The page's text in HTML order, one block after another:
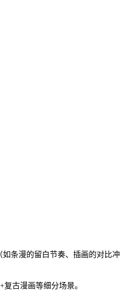
条漫的留白节奏、插画的对比冲
古漫画等细分场景。